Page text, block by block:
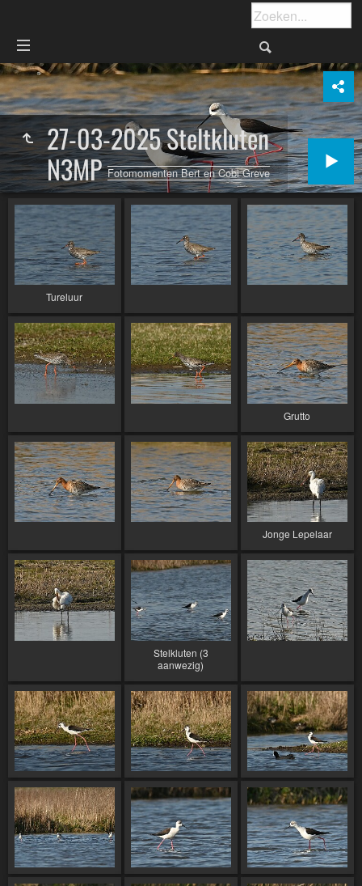
27-03-2025 Steltkluten
N3MPFotomomenten Bert en Cobi Greve
Tureluur
Grutto
Jonge Lepelaar
Stelkluten (3
aanwezig)